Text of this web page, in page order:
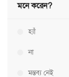
মনে করেন?
হ্যাঁ
না
মন্তব্য নেই